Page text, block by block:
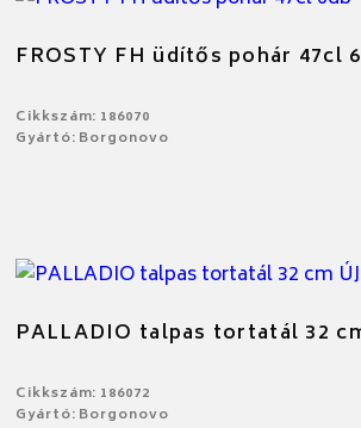
FROSTY FH üdítős pohár 47cl
Cikkszám: 186070
Gyártó: Borgonovo
PALLADIO talpas tortatál 32
Cikkszám: 186072
Gyártó: Borgonovo